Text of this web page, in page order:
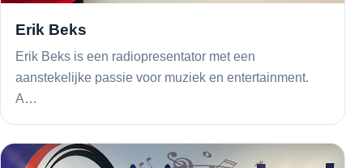
Erik Beks
Erik Beks is een radiopresentator met een
aanstekelijke passie voor muziek en entertainment.
A…